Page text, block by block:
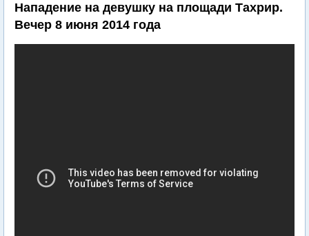
Нападение на девушку на площади Тахрир.
Вечер 8 июня 2014 года